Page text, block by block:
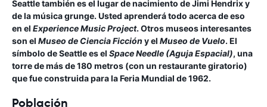
Seattle también es el lugar de nacimiento de Jimi Hendrix y
de la música grunge. Usted aprenderá todo acerca de eso
en el Experience Music Project. Otros museos interesantes
son el Museo de Ciencia Ficción y el Museo de Vuelo. El
símbolo de Seattle es el Space Needle (Aguja Espacial), una
torre de más de 180 metros (con un restaurante giratorio)
que fue construida para la Feria Mundial de 1962.
Población